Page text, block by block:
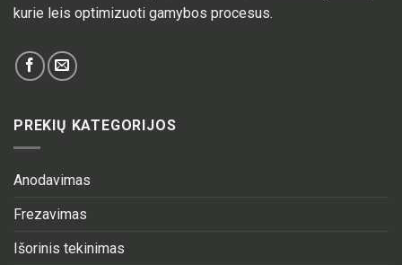
kurie leis optimizuoti gamybos procesus.
PREKIŲ KATEGORIJOS
Anodavimas
Frezavimas
Išorinis tekinimas